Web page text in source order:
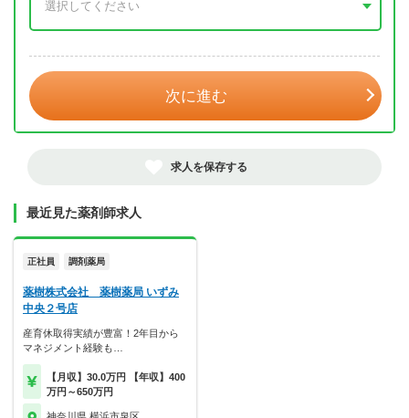
次に進む
求人を保存する
最近見た薬剤師求人
正社員 調剤薬局
薬樹株式会社 薬樹薬局 いずみ
中央２号店
産育休取得実績が豊富！2年目から
マネジメント経験も…
【月収】30.0万円 【年収】400
万円～650万円